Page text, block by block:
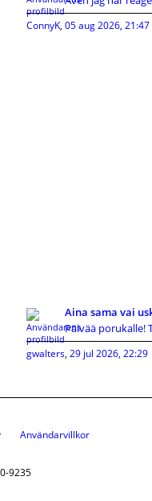
ConnyK, 05 aug 2026, 21:47
gwalters, 29 jul 2026, 22:29
Användarvillkor
9235